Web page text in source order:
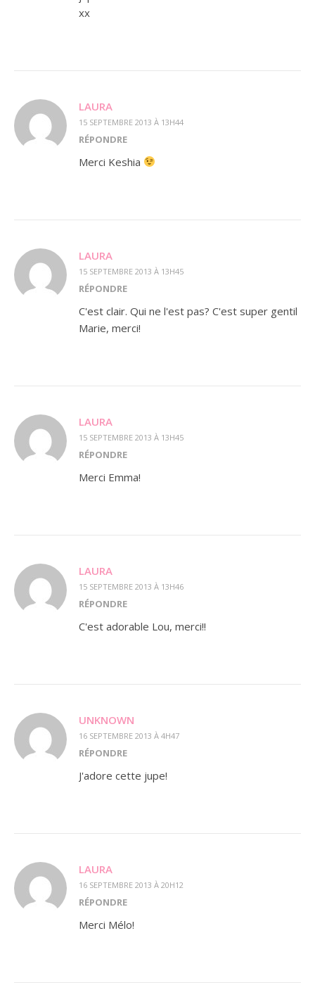
xx
LAURA
15 SEPTEMBRE 2013 À 13H44
RÉPONDRE
Merci Keshia
LAURA
15 SEPTEMBRE 2013 À 13H45
RÉPONDRE
C'est clair. Qui ne l'est pas? C'est super gentil
Marie, merci!
LAURA
15 SEPTEMBRE 2013 À 13H45
RÉPONDRE
Merci Emma!
LAURA
15 SEPTEMBRE 2013 À 13H46
RÉPONDRE
C'est adorable Lou, merci!!
UNKNOWN
16 SEPTEMBRE 2013 À 4H47
RÉPONDRE
J'adore cette jupe!
LAURA
16 SEPTEMBRE 2013 À 20H12
RÉPONDRE
Merci Mélo!